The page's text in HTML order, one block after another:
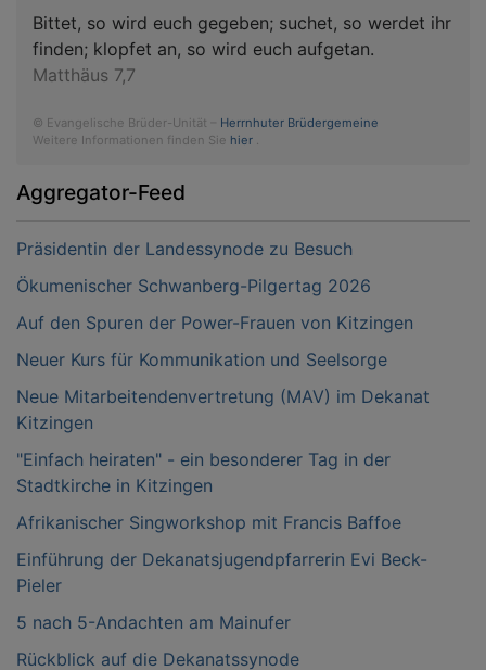
Bittet, so wird euch gegeben; suchet, so werdet ihr
finden; klopfet an, so wird euch aufgetan.
Matthäus 7,7
© Evangelische Brüder-Unität – Herrnhuter Brüdergemeine
Weitere Informationen finden Sie hier .
Aggregator-Feed
Präsidentin der Landessynode zu Besuch
Ökumenischer Schwanberg-Pilgertag 2026
Auf den Spuren der Power-Frauen von Kitzingen
Neuer Kurs für Kommunikation und Seelsorge
Neue Mitarbeitendenvertretung (MAV) im Dekanat
Kitzingen
"Einfach heiraten" - ein besonderer Tag in der
Stadtkirche in Kitzingen
Afrikanischer Singworkshop mit Francis Baffoe
Einführung der Dekanatsjugendpfarrerin Evi Beck-
Pieler
5 nach 5-Andachten am Mainufer
Rückblick auf die Dekanatssynode